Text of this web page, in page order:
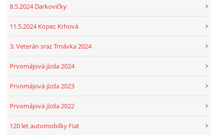
8.5.2024 Darkovičky
11.5.2024 Kopec Krhová
3. Veterán sraz Trnávka 2024
Prvomájová jízda 2024
Prvomájová jízda 2023
Prvomájová jízda 2022
120 let automobilky Fiat